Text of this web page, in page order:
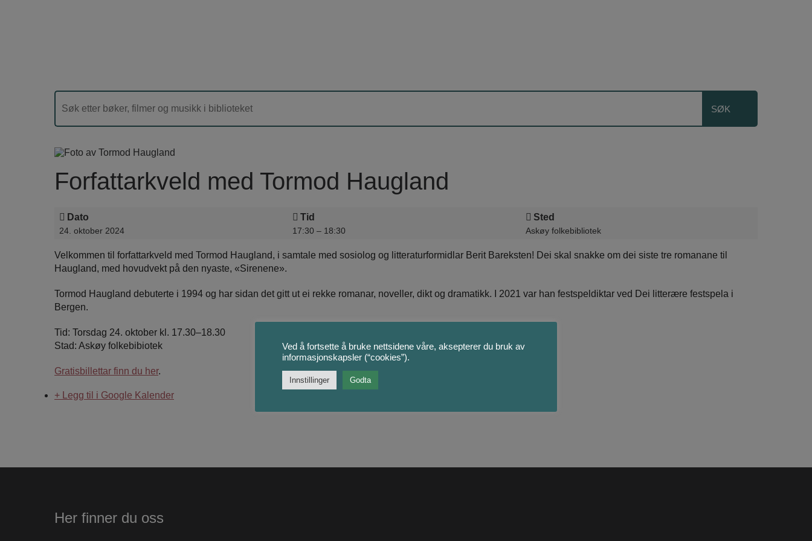
Forfattarkveld med Tormod Haugland
Dato
24. oktober 2024
Tid
17:30 – 18:30
Sted
Askøy folkebibliotek
Velkommen til forfattarkveld med Tormod Haugland, i samtale med sosiolog og litteraturformidlar Berit Bareksten! Dei skal snakke om dei siste tre romanane til
Haugland, med hovudvekt på den nyaste, «Sirenene».
Tormod Haugland debuterte i 1994 og har sidan det gitt ut ei rekke romanar, noveller, dikt og dramatikk. I 2021 var han festspeldiktar ved Dei litterære festspela i
Bergen.
Tid: Torsdag 24. oktober kl. 17.30–18.30
Stad: Askøy folkebibiotek
Gratisbillettar finn du her.
+ Legg til i Google Kalender
Her finner du oss
Ved å fortsette å bruke nettsidene våre, aksepterer du bruk av
informasjonskapsler (“cookies”).
Innstillinger Godta